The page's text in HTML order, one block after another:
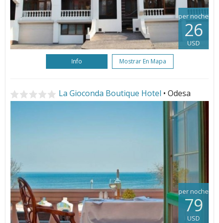
per noche
26
USD
Info Mostrar En Mapa
La Gioconda Boutique Hotel • Odesa
per noche
79
USD